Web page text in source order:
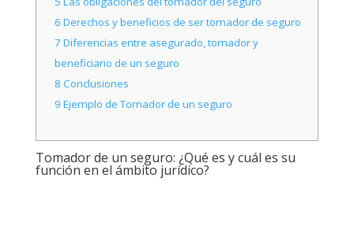
6 Derechos y beneficios de ser tomador de seguro
7 Diferencias entre asegurado, tomador y
beneficiario de un seguro
8 Conclusiones
9 Ejemplo de Tomador de un seguro
Tomador de un seguro: ¿Qué es y cuál es su
función en el ámbito jurídico?